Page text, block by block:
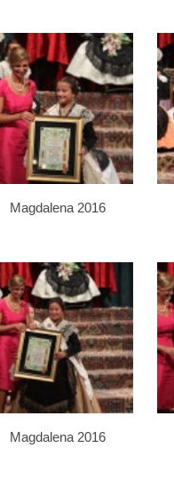
Magdalena 2016
Magdalena 2016